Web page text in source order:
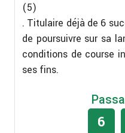
(5)
. Titulaire déjà de 6
de poursuivre sur sa
conditions de course
ses fins.
6